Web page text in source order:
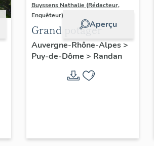
Aperçu
Buyssens Nathalie (Rédacteur,
Enquêteur)
Grand potager
Auvergne-Rhône-Alpes>
Puy-de-Dôme > Randan